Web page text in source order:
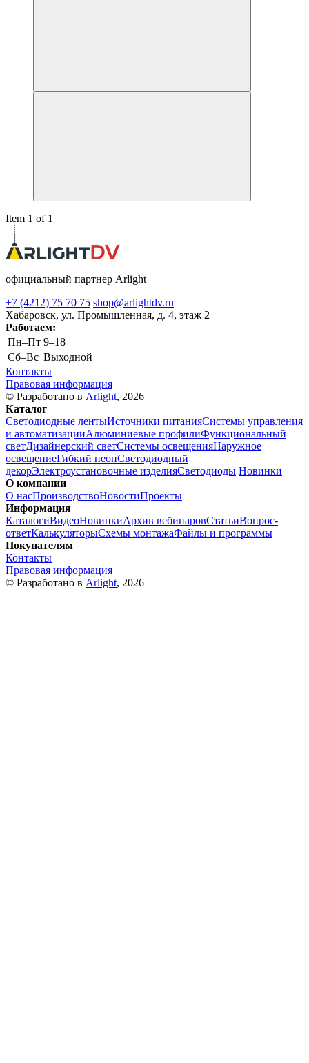
Item 1 of 1
официальный партнер Arlight
+7 (4212) 75 70 75 shop@arlightdv.ru
Хабаровск, ул. Промышленная, д. 4, этаж 2
Работаем:
Пн–Пт 9–18
Cб–Вс Выходной
Контакты
Правовая информация
© Разработано в Arlight, 2026
Каталог
Светодиодные лентыИсточники питанияСистемы управления
и автоматизацииАлюминиевые профилиФункциональный
светДизайнерский светСистемы освещенияНаружное
освещениеГибкий неонСветодиодный
декорЭлектроустановочные изделияСветодиоды Новинки
О компании
О насПроизводствоНовостиПроекты
Информация
КаталогиВидеоНовинкиАрхив вебинаровСтатьиВопрос-
ответКалькуляторыСхемы монтажаФайлы и программы
Покупателям
Контакты
Правовая информация
© Разработано в Arlight, 2026